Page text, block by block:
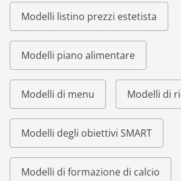
Modelli listino prezzi estetista
Modelli piano alimentare
Modelli di menu Modelli di
Modelli degli obiettivi SMART
Modelli di formazione di calcio